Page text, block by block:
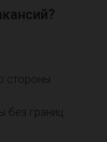
стороны
границ.